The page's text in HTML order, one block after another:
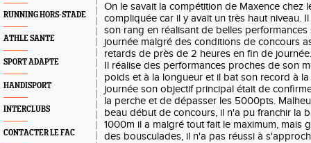
RUNNING HORS-STADE
ATHLE SANTE
SPORT ADAPTE
HANDISPORT
INTERCLUBS
CONTACTER LE FAC
On le savait la compétition de Maxence chez
compliquée car il y avait un très haut niveau.
son rang en réalisant de belles
journée malgré des conditions de concours
retards de près de 2 heures en fin de
Il réalise des performances proches de son
poids et à la longueur et il bat son record à
journée son objectif principal était de
la perche et de dépasser les 5000pts.
beau début de concours, il n'a pu franchir la
1000m il a malgré tout fait le maximum, mais
des bousculades, il n'a pas réussi à